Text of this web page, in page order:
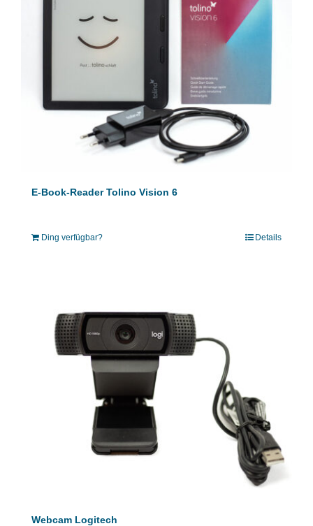
E-Book-Reader Tolino Vision 6
Ding verfügbar? Details
Webcam Logitech